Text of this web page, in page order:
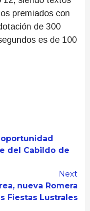
premiados con
de 300
es de 100
del Cabildo de
Next
nueva Romera
Fiestas Lustrales